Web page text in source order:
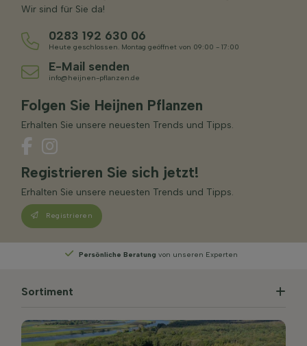
Wir sind für Sie da!
0283 192 630 06
Heute geschlossen. Montag geöffnet von 09:00 - 17:00
E-Mail senden
info@heijnen-pflanzen.de
Folgen Sie Heijnen Pflanzen
Erhalten Sie unsere neuesten Trends und Tipps.
Registrieren Sie sich jetzt!
Erhalten Sie unsere neuesten Trends und Tipps.
Registrieren
Persönliche Beratung von unseren Experten
Sortiment